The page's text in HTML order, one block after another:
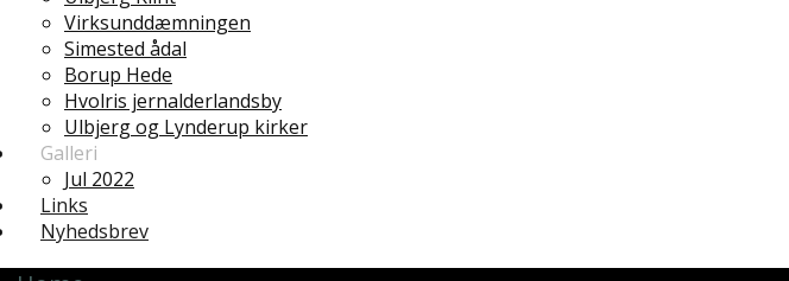
Virksunddæmningen
Simested ådal
Borup Hede
Hvolris jernalderlandsby
Ulbjerg og Lynderup kirker
Galleri
Jul 2022
Links
Nyhedsbrev